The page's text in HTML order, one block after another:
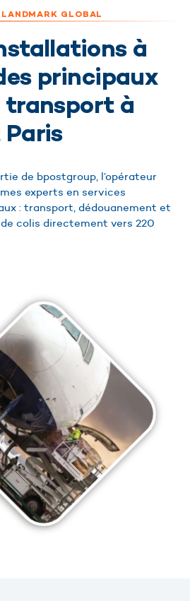
GLOBAL
à
principaux
transport à
de bpostgroup, l’opérateur
experts en services
: transport, dédouanement et
colis directement vers 220